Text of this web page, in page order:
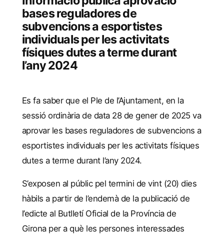
bases reguladores de
subvencions a esportistes
individuals per les activitats
físiques dutes a terme durant
l’any 2024
Es fa saber que el Ple de l’Ajuntament, en la
sessió ordinària de data 28 de gener de 2025 va
aprovar les bases reguladores de subvencions a
esportistes individuals per les activitats físiques
dutes a terme durant l’any 2024.
S’exposen al públic pel termini de vint (20) dies
hàbils a partir de l’endemà de la publicació de
l’edicte al Butlletí Oficial de la Província de
Girona per a què les persones interessades